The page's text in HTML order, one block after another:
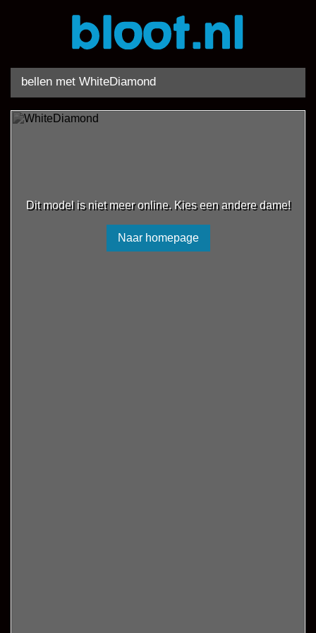
bellen met WhiteDiamond
Dit model is niet meer online. Kies een andere dame!
Naar homepage